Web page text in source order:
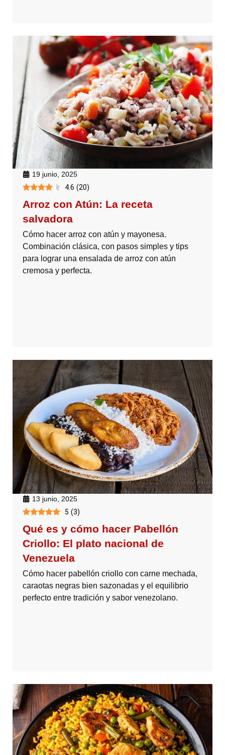
19 junio, 2025
4.6 (20)
Arroz con Atún: La receta
salvadora
Cómo hacer arroz con atún y mayonesa.
Combinación clásica, con pasos simples y tips
para lograr una ensalada de arroz con atún
cremosa y perfecta.
13 junio, 2025
5 (3)
Qué es y cómo hacer Pabellón
Criollo: El plato nacional de
Venezuela
Cómo hacer pabellón criollo con carne mechada,
caraotas negras bien sazonadas y el equilibrio
perfecto entre tradición y sabor venezolano.